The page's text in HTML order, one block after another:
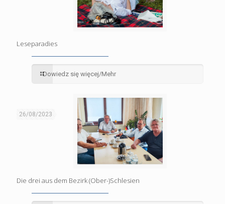
Leseparadies
Dowiedz się więcej/Mehr
26/08/2023
Die drei aus dem Bezirk (Ober-)Schlesien